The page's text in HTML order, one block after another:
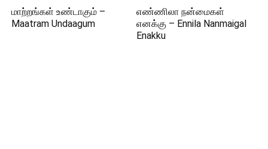
மாற்றங்கள் உண்டாகும் –
Maatram Undaagum
எண்ணிலா நன்மைகள்
எனக்கு – Ennila Nanmaigal
Enakku